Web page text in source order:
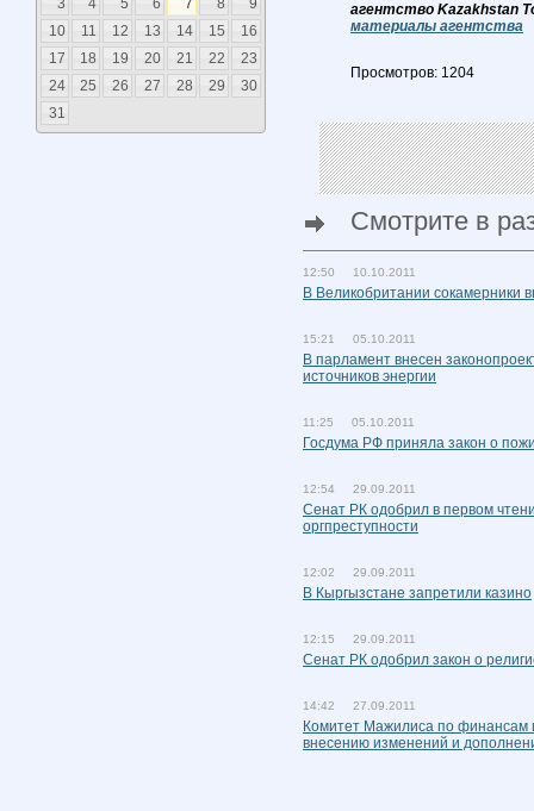
3
4 5 6 7 8
9
10
11 12 13 14 15
16
17
18 19 20 21 22
23
24
25 26 27 28 29
30
31
агентство Kazakhstan
материалы агентства
Просмотров: 1204
Смотрите в
12:50 10.10.2011
В Великобритании
15:21 05.10.2011
В парламент внесен
источников энергии
11:25 05.10.2011
Госдума РФ приняла закон о
12:54 29.09.2011
Сенат РК одобрил в первом
оргпреступности
12:02 29.09.2011
В Кыргызстане запретили казино
12:15 29.09.2011
Сенат РК одобрил закон о
14:42 27.09.2011
Комитет Мажилиса по финансам
внесению изменений и